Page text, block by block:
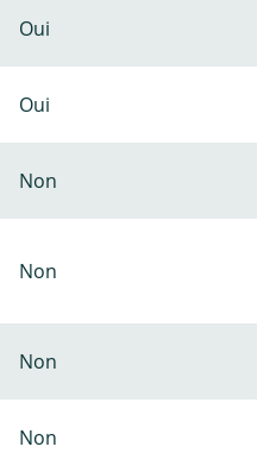
Oui
Oui
Non
Non
Non
Non